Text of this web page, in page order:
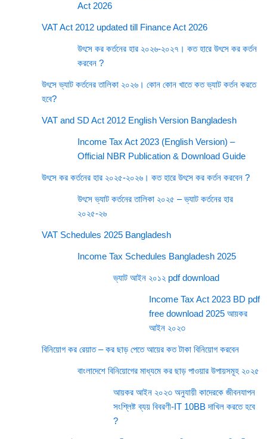
Act 2026
VAT Act 2012 updated till Finance Act 2026
উৎসে কর কর্তনের হার ২০২৬-২০২৭। কত হারে উৎসে কর কর্তন
করবেন ?
উৎসে ভ্যাট কর্তনের তালিকা ২০২৬। কোন কোন খাতে কত ভ্যাট কর্তন করতে
হবে?
VAT and SD Act 2012 English Version Bangladesh
Income Tax Act 2023 (English Version) –
Official NBR Publication & Download Guide
উৎসে কর কর্তনের হার ২০২৫-২০২৬। কত হারে উৎসে কর কর্তন করবেন ?
উৎসে ভ্যাট কর্তনের তালিকা ২০২৫ – ভ্যাট কর্তনের হার
২০২৫-২৬
VAT Schedules 2025 Bangladesh
Income Tax Schedules Bangladesh 2025
ভ্যাট আইন ২০১২ pdf download
Income Tax Act 2023 BD pdf
free download 2025 আয়কর
আইন ২০২৩
বিনিয়োগ কর রেয়াত – কর ছাড় পেতে আয়ের কত টাকা বিনিয়োগ করবেন
বাংলাদেশে বিনিয়োগের মাধ্যমে কর ছাড় পাওয়ার উপায়সমূহ ২০২৫
আয়কর আইন ২০২৩ অনুযায়ী কাদেরকে জীবনযাপন
সংশ্লিষ্ট ব্যয় বিবরণী-IT 10BB দাখিল করতে হবে
?